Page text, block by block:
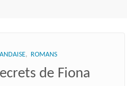
, ROMANS
de Fiona